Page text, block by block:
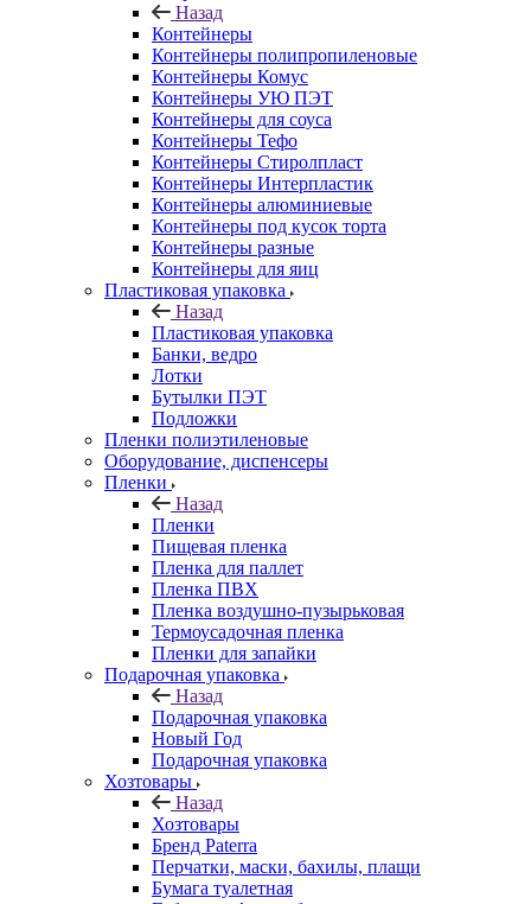
Назад
Контейнеры
Контейнеры полипропиленовые
Контейнеры Комус
Контейнеры УЮ ПЭТ
Контейнеры для соуса
Контейнеры Тефо
Контейнеры Стиролпласт
Контейнеры Интерпластик
Контейнеры алюминиевые
Контейнеры под кусок торта
Контейнеры разные
Контейнеры для яиц
Пластиковая упаковка
Назад
Пластиковая упаковка
Банки, ведро
Лотки
Бутылки ПЭТ
Подложки
Пленки полиэтиленовые
Оборудование, диспенсеры
Пленки
Назад
Пленки
Пищевая пленка
Пленка для паллет
Пленка ПВХ
Пленка воздушно-пузырьковая
Термоусадочная пленка
Пленки для запайки
Подарочная упаковка
Назад
Подарочная упаковка
Новый Год
Подарочная упаковка
Хозтовары
Назад
Хозтовары
Бренд Paterra
Перчатки, маски, бахилы, плащи
Бумага туалетная